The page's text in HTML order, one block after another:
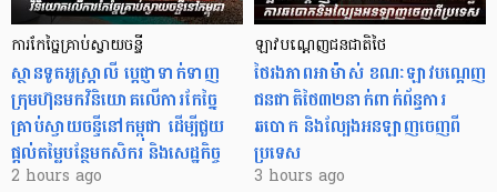
ការកែច្នៃគ្រាប់ស្វាយចន្ទី
ស្ថានទូតអូស្ត្រាលី ប្តេជ្ញាទាក់ទាញ
ក្រុមហ៊ុនមក​វិនិយោគលើការកែច្នៃ
គ្រាប់ស្វាយចន្ទីនៅកម្ពុជា ដើម្បីជួយ
ផ្តល់តម្លៃបន្ថែមកសិករ និងសេដ្ឋកិច្ច
2 hours ago
ឡាវបណ្តេញជនជាតិថៃ
ថៃរងភាពអាម៉ាស់ ខណៈឡាវបណ្តេញ
ជនជាតិថៃ៣២នាក់ពាក់ព័ន្ធការ
ឆបោក និងល្បែងអនឡាញចេញពី
ប្រទេស
3 hours ago